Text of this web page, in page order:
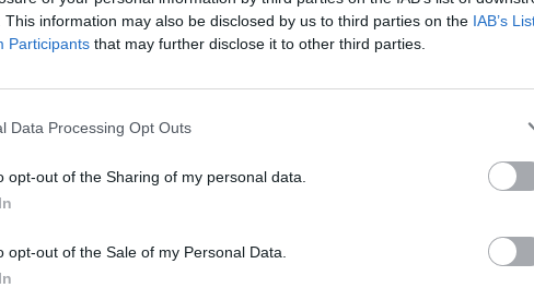
This information may also be disclosed by us to third parties on the IAB’s
Participants that may further disclose it to other third parties.
Data Processing Opt Outs
opt-out of the Sharing of my personal data.
opt-out of the Sale of my Personal Data.
forma de medir el éxito en
comunitaria es la satisfacción